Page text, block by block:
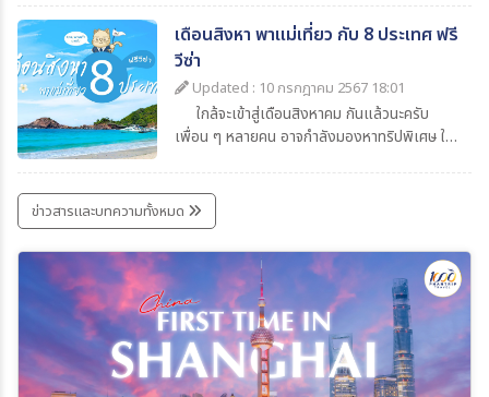
ใบไม้เปลี่ยนสีญี่ปุ่น จะเริ่มเปลี่ยนสีจากทางภาค
เหนือของญี่ปุ่น ลงสู่ภาคใต้ของญี่ปุ่น อุณหภูมิใน
ช่วงนี้ เฉลี่ย 15-25 องศาเซลเซียส
เดือนสิงหา พาแม่เที่ยว กับ 8 ประเทศ ฟรี
วีซ่า
Updated : 10 กรกฎาคม 2567 18:01
ใกล้จะเข้าสู่เดือนสิงหาคม กันแล้วนะครับ
เพื่อน ๆ หลายคน อาจกำลังมองหาทริปพิเศษ ให้
ประเทศ ฟรีวีซ่า ที่ไปเที่ยวแบบง่าย ๆ สบายๆ กัน
ครับ
ข่าวสารและบทความทั้งหมด